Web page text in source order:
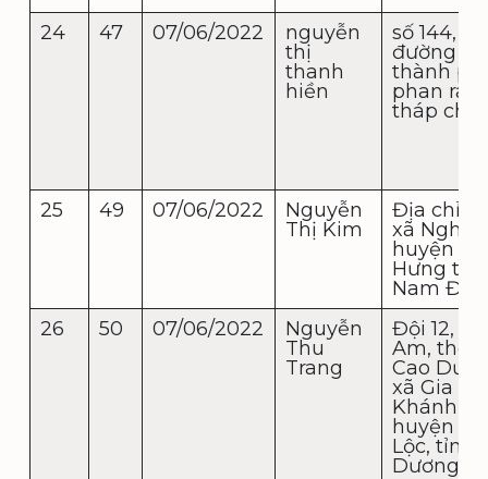
24 47 07/06/2022
nguyễn
thị
thanh
hiền
số 144,
đường
thành
phan
tháp
25 49 07/06/2022
Nguyễn
Thị Kim
Địa chỉ :
xã Nghĩa
huyện
Hưng
Nam
26
50 07/06/2022
Nguyễn
Thu
Trang
Đội 12,
Am, thôn
Cao
xã Gia
Khánh,
huyện
Lộc, tỉnh
Dương